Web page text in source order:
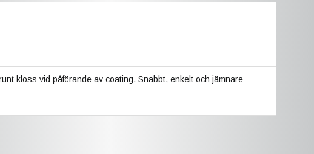
kloss vid påförande av coating. Snabbt, enkelt och jämnare